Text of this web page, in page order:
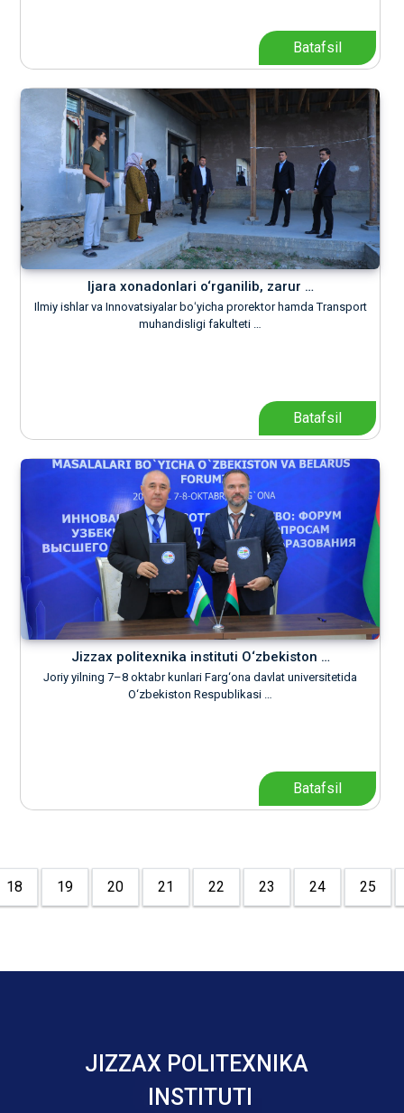
Batafsil
Ijara xonadonlari o‘rganilib, zarur …
Ilmiy ishlar va Innovatsiyalar boʻyicha prorektor hamda Transport
muhandisligi fakulteti …
Batafsil
Jizzax politexnika instituti O‘zbekiston …
Joriy yilning 7–8 oktabr kunlari Farg‘ona davlat universitetida
O‘zbekiston Respublikasi …
Batafsil
18 19 20 21 22 23 24 25
JIZZAX POLITEXNIKA
INSTITUTI